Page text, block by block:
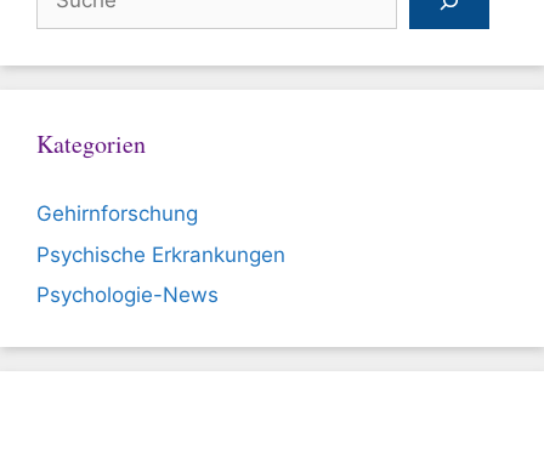
Kategorien
Gehirnforschung
Psychische Erkrankungen
Psychologie-News